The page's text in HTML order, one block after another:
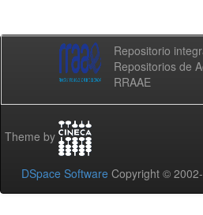
Repositorio
Repositorios de
RRAAE
Theme by
DSpace Software Copyright ©